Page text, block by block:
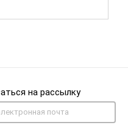
на рассылку